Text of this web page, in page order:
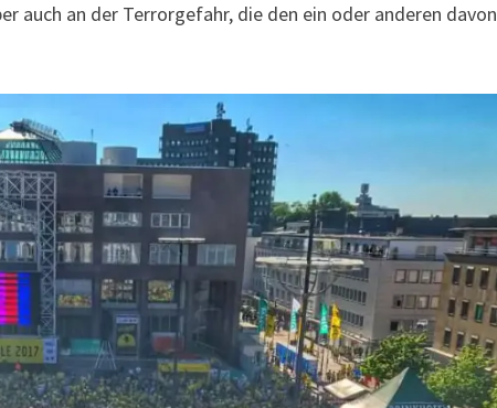
auch an der Terrorgefahr, die den ein oder anderen davon